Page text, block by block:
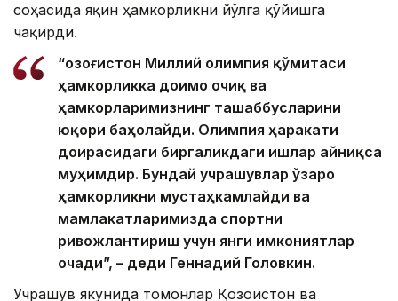
соҳасида яқин ҳамкорликни йўлга қўйишга
чақирди.
“Қозоғистон Миллий олимпия қўмитаси
ҳамкорликка доимо очиқ ва
ҳамкорларимизнинг ташаббусларини
юқори баҳолайди. Олимпия ҳаракати
доирасидаги биргаликдаги ишлар айниқса
муҳимдир. Бундай учрашувлар ўзаро
ҳамкорликни мустаҳкамлайди ва
мамлакатларимизда спортни
ривожлантириш учун янги имкониятлар
очади”, – деди Геннадий Головкин.
Учрашув якунида томонлар Қозоғистон ва